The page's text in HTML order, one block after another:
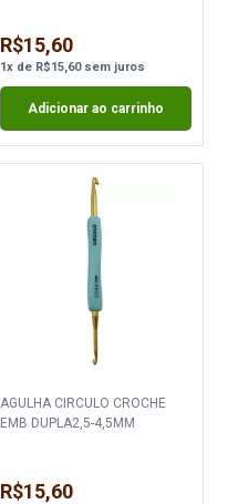
R$15,60
1xde R$15,60sem juros
Adicionar ao carrinho
AGULHA CIRCULO CROCHE
EMB DUPLA2,5-4,5MM
R$15,60